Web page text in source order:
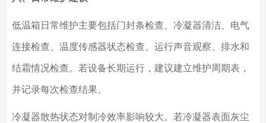
低温箱日常维护主要包括门封条检查、冷凝器清洁、电气
连接检查、温度传感器状态检查、运行声音观察、排水和
结霜情况检查。若设备长期运行，建议建立维护周期表，
并记录每次检查结果。
冷凝器散热状态对制冷效率影响较大。若冷凝器表面灰尘